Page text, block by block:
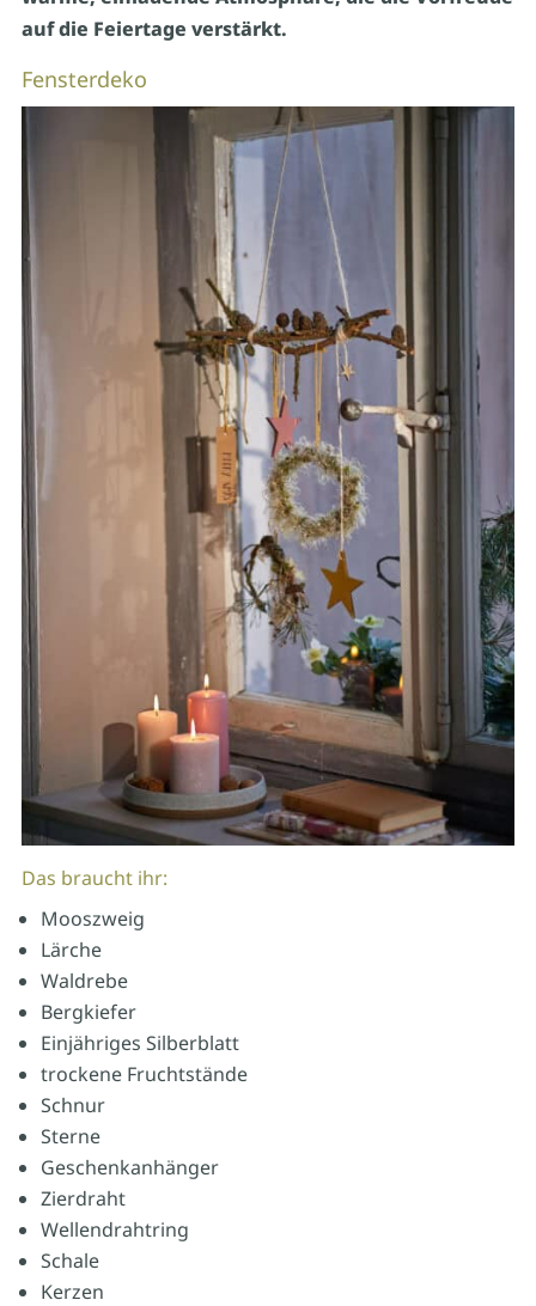
auf die Feiertage verstärkt.
Fensterdeko
Das braucht ihr:
Mooszweig
Lärche
Waldrebe
Bergkiefer
Einjähriges Silberblatt
trockene Fruchtstände
Schnur
Sterne
Geschenkanhänger
Zierdraht
Wellendrahtring
Schale
Kerzen